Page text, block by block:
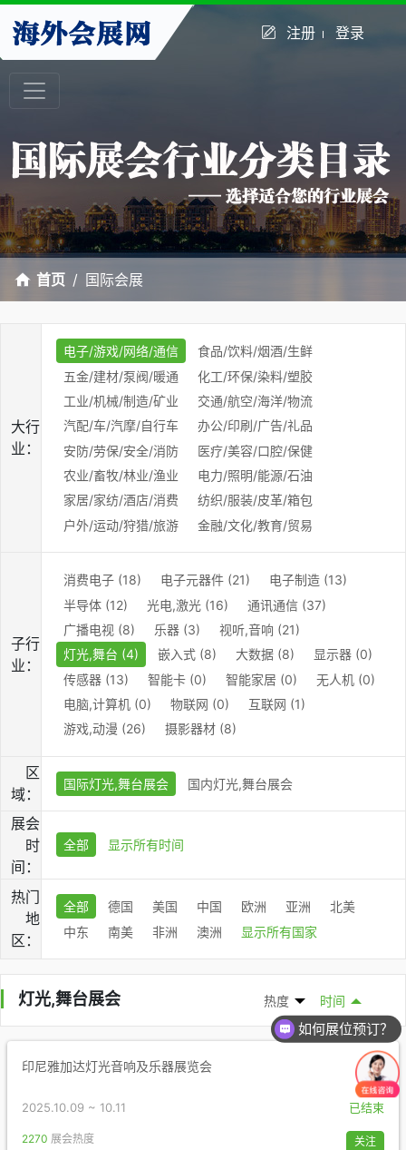
注册 登录
首页 国际会展
大行
业：
电子/游戏/网络/通信
食品/饮料/烟酒/生鲜
五金/建材/泵阀/暖通
化工/环保/染料/塑胶
工业/机械/制造/矿业
交通/航空/海洋/物流
汽配/车/汽摩/自行车
办公/印刷/广告/礼品
安防/劳保/安全/消防
医疗/美容/口腔/保健
农业/畜牧/林业/渔业
电力/照明/能源/石油
家居/家纺/酒店/消费
纺织/服装/皮革/箱包
户外/运动/狩猎/旅游
金融/文化/教育/贸易
子行
业：
消费电子 (18) 电子元器件 (21)
电子制造 (13)
半导体 (12)
光电,激光 (16)
通讯通信 (37)
广播电视 (8)
乐器 (3)
视听,音响 (21)
灯光,舞台 (4)
嵌入式 (8) 大数据 (8)
显示器 (0)
传感器 (13)
智能卡 (0) 智能家居 (0)
无人机 (0)
电脑,计算机 (0)
物联网 (0)
互联网 (1)
游戏,动漫 (26)
摄影器材 (8)
区
域：
国际灯光,舞台展会 国内灯光,舞台展会
展会
时
间：
全部 显示所有时间
热门
地
区：
全部 德国 美国 中国 欧洲 亚洲
北美
中东
南美 非洲 澳洲 显示所有国家
灯光,舞台展会 热度 时间
印尼雅加达灯光音响及乐器展览会
2025.10.09 ~ 10.11 已结束
2270 展会热度 关注
如何展位预订？